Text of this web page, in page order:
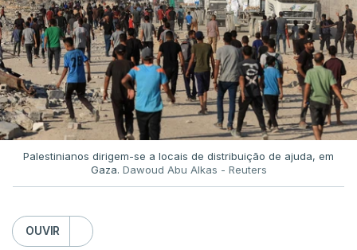
Palestinianos dirigem-se a locais de distribuição de ajuda, em
Gaza. Dawoud Abu Alkas - Reuters
OUVIR